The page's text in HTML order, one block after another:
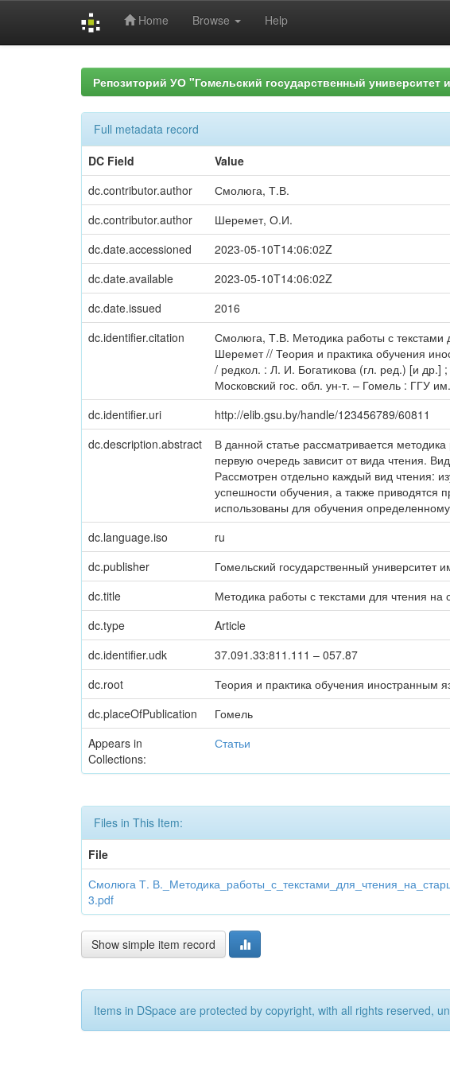
Home Browse Help
Репозиторий УО "Гомельский государственный
Full metadata record
DC Field
Value
dc.contributor.author
Смолюга, Т.В.
dc.contributor.author
Шеремет, О.И.
dc.date.accessioned
2023-05-10T14:06:02Z
dc.date.available
2023-05-10T14:06:02Z
dc.date.issued
2016
dc.identifier.citation
Смолюга, Т.В. Методика работы с
Шеремет // Теория и практика обучения
/ редкол. : Л. И. Богатикова (гл. ред.) [и
Московский гос. обл. ун-т. – Гомель : ГГУ
dc.identifier.uri http://elib.gsu.by/handle/123456789/60811
dc.description.abstract
В данной статье рассматривается
первую очередь зависит от вида чтения.
Рассмотрен отдельно каждый вид чтения:
успешности обучения, а также
использованы для обучения
dc.language.iso ru
dc.publisher
Гомельский государственный университет
dc.title
Методика работы с текстами для чтения
dc.type
Article
dc.identifier.udk
37.091.33:811.111 – 057.87
dc.root
Теория и практика обучения иностранным
dc.placeOfPublication
Гомель
Appears in
Collections:
Статьи
Files in This Item:
File
Смолюга Т.
3.pdf
Show simple item record
Items in DSpace are protected by copyright, with all rights reserved,